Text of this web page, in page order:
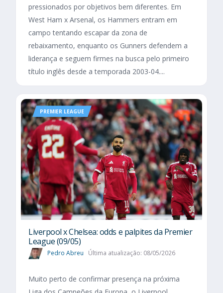
pressionados por objetivos bem diferentes. Em
West Ham x Arsenal, os Hammers entram em
campo tentando escapar da zona de
rebaixamento, enquanto os Gunners defendem a
liderança e seguem firmes na busca pelo primeiro
título inglês desde a temporada 2003-04....
PREMIER LEAGUE
Liverpool x Chelsea: odds e palpites da Premier
League (09/05)
Pedro Abreu Última atualização: 08/05/2026
Muito perto de confirmar presença na próxima